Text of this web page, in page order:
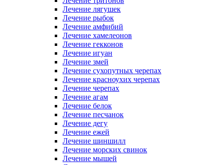
Лечение лягушек
Лечение рыбок
Лечение амфибий
Лечение хамелеонов
Лечение гекконов
Лечение игуан
Лечение змей
Лечение сухопутных черепах
Лечение красноухих черепах
Лечение черепах
Лечение агам
Лечение белок
Лечение песчанок
Лечение дегу
Лечение ежей
Лечение шиншилл
Лечение морских свинок
Лечение мышей